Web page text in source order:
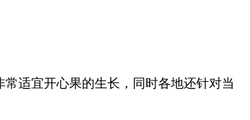
适宜开心果的生长，同时各地还针对当